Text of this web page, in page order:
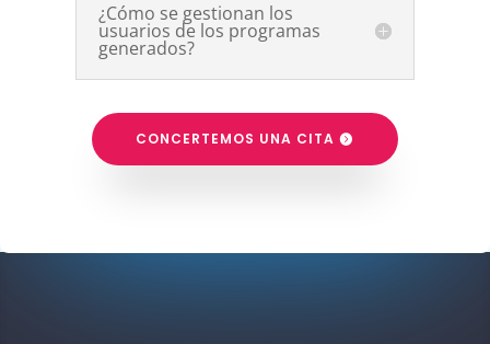
¿Cómo se gestionan los
usuarios de los programas
generados?
CONCERTEMOS UNA CITA